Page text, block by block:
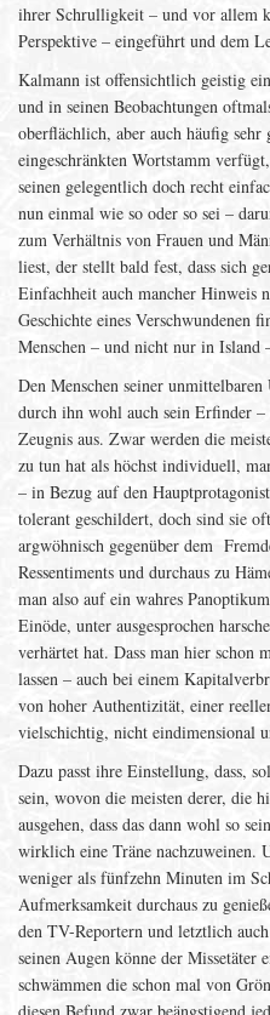
ihrer Schrulligkeit – und vor allem
Perspektive – eingeführt und dem
Kalmann ist offensichtlich geistig
und in seinen Beobachtungen
oberflächlich, aber auch häufig sehr
eingeschränkten Wortstamm
seinen gelegentlich doch recht
nun einmal wie so oder so sei –
zum Verhältnis von Frauen und
liest, der stellt bald fest, dass sich
Einfachheit auch mancher Hinweis
Geschichte eines Verschwundenen
Menschen – und nicht nur in Island
Den Menschen seiner
durch ihn wohl auch sein Erfinder
Zeugnis aus. Zwar werden die
zu tun hat als höchst individuell,
– in Bezug auf den
tolerant geschildert, doch sind sie
argwöhnisch gegenüber dem
Ressentiments und durchaus zu
man also auf ein wahres
Einöde, unter ausgesprochen
verhärtet hat. Dass man hier schon
lassen – auch bei einem
von hoher Authentizität, einer
vielschichtig, nicht eindimensional
Dazu passt ihre Einstellung, dass,
sein, wovon die meisten derer, die
ausgehen, dass das dann wohl so
wirklich eine Träne nachzuweinen.
weniger als fünfzehn Minuten im
Aufmerksamkeit durchaus zu
den TV-Reportern und letztlich
seinen Augen könne der Missetäter
schwämmen die schon mal von